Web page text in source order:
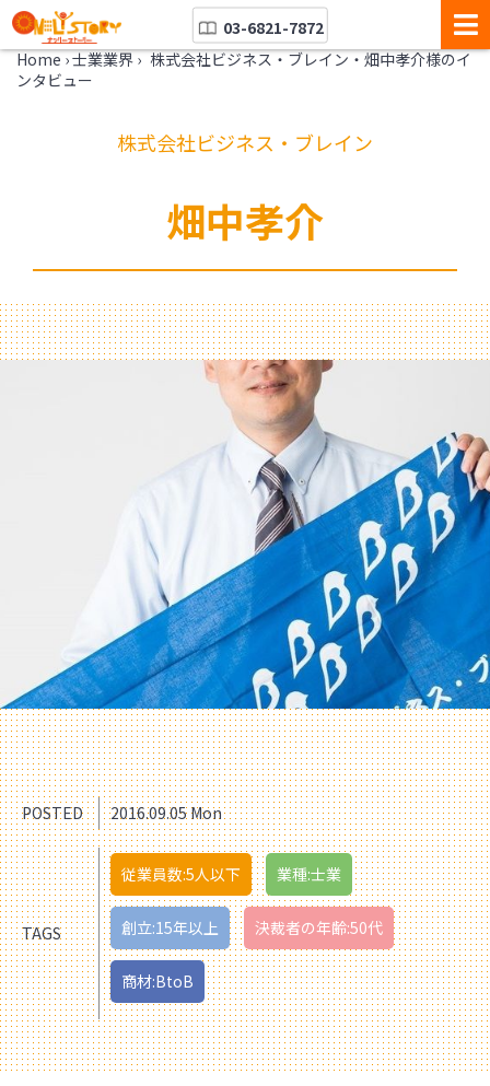
03-6821-7872
Home ›士業業界 › 株式会社ビジネス・ブレイン・畑中孝介様のイ
ンタビュー
株式会社ビジネス・ブレイン
畑中孝介
POSTED 2016.09.05 Mon
TAGS
従業員数:5人以下 業種:士業
創立:15年以上 決裁者の年齢:50代
商材:BtoB